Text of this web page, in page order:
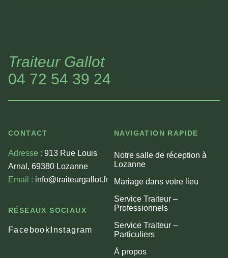
Traiteur Gallot
04 72 54 39 24
CONTACT
Adresse : 913 Rue Louis
Arnal, 69380 Lozanne
Email : info@traiteurgallot.fr
RÉSEAUX SOCIAUX
Facebook Instagram
NAVIGATION RAPIDE
Notre salle de réception à
Lozanne
Mariage dans votre lieu
Service Traiteur –
Professionnels
Service Traiteur –
Particuliers
À propos